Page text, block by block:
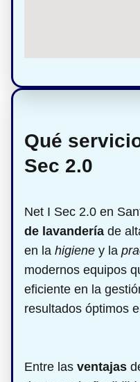
Qué
Sec 2.0
Net I Sec 2.0 en
de lavandería de
en la higiene y la
modernos equipos
eficiente en la
resultados óptimos
Entre las ventajas